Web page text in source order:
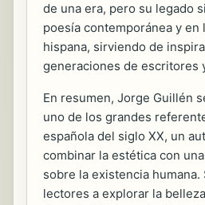
de una era, pero su legado
poesía contemporánea y en
hispana, sirviendo de
generaciones de escritores
En resumen, Jorge Guillén
uno de los grandes
española del siglo XX, un
combinar la estética con
sobre la existencia humana.
lectores a explorar la